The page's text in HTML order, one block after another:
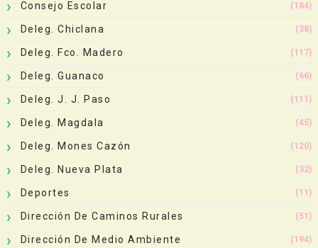
Consejo Escolar (184)
Deleg. Chiclana (38)
Deleg. Fco. Madero (117)
Deleg. Guanaco (66)
Deleg. J. J. Paso (111)
Deleg. Magdala (45)
Deleg. Mones Cazón (120)
Deleg. Nueva Plata (32)
Deportes (11)
Dirección De Caminos Rurales (51)
Dirección De Medio Ambiente (194)